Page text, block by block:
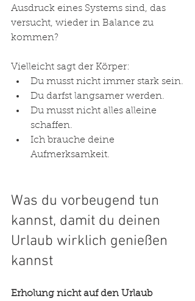
Ausdruck eines Systems sind, das
versucht, wieder in Balance zu
kommen?
Vielleicht sagt der Körper:
Du musst nicht immer stark sein.
Du darfst langsamer werden.
Du musst nicht alles alleine
schaffen.
Ich brauche deine
Aufmerksamkeit.
Was du vorbeugend tun
kannst, damit du deinen
Urlaub wirklich genießen
kannst
Erholung nicht auf den Urlaub